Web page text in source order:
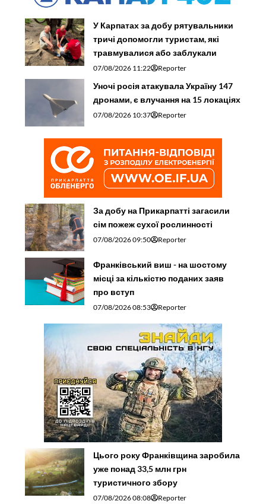
У Карпатах за добу рятувальники
тричі допомогли туристам, які
травмувалися або заблукали
07/08/2026 11:22 Reporter
Уночі росія атакувала Україну 147
дронами, є влучання на 15 локаціях
07/08/2026 10:37 Reporter
За добу на Прикарпатті загасили
сім пожеж сухої рослинності
07/08/2026 09:50 Reporter
Франківський виш - на шостому
місці за кількістю поданих заяв
про вступ
07/08/2026 08:53 Reporter
Цього року Франківщина заробила
уже понад 33,5 млн грн
туристичного збору
07/08/2026 08:08 Reporter